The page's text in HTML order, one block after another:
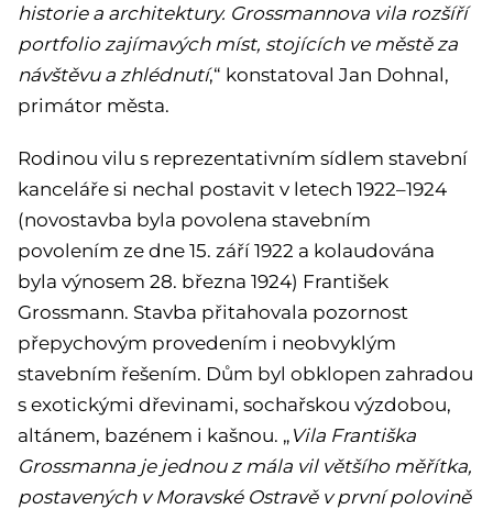
historie a architektury. Grossmannova vila rozšíří
portfolio zajímavých míst, stojících ve městě za
návštěvu a zhlédnutí,“ konstatoval Jan Dohnal,
primátor města.
Rodinou vilu s reprezentativním sídlem stavební
kanceláře si nechal postavit v letech 1922–1924
(novostavba byla povolena stavebním
povolením ze dne 15. září 1922 a kolaudována
byla výnosem 28. března 1924) František
Grossmann. Stavba přitahovala pozornost
přepychovým provedením i neobvyklým
stavebním řešením. Dům byl obklopen zahradou
s exotickými dřevinami, sochařskou výzdobou,
altánem, bazénem i kašnou. „ Vila Františka
Grossmanna je jednou z mála vil většího měřítka,
postavených v Moravské Ostravě v první polovině